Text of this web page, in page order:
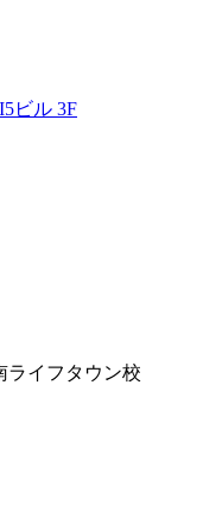
ビル 3F
ライフタウン校